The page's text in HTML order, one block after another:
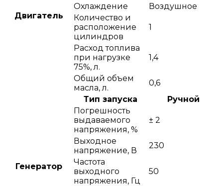
Двигатель
Охлаждение
Воздушное
Количество и
расположение
цилиндров
1
Расход топлива
при нагрузке
75%, л.
1,4
Общий объем
масла, л.
0,6
Тип запуска
Ручной
Генератор
Погрешность
выдаваемого
напряжения, %
± 2
Выходное
напряжение, В
230
Частота
выходного
напряжения, Гц
50